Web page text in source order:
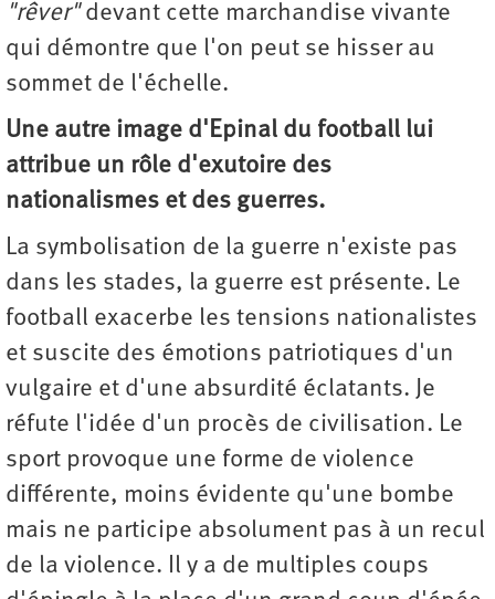
"rêver"devant cette marchandise vivante
qui démontre que l'on peut se hisser au
sommet de l'échelle.
Une autre image d'Epinal du football lui
attribue un rôle d'exutoire des
nationalismes et des guerres.
La symbolisation de la guerre n'existe pas
dans les stades, la guerre est présente. Le
football exacerbe les tensions nationalistes
et suscite des émotions patriotiques d'un
vulgaire et d'une absurdité éclatants. Je
réfute l'idée d'un procès de civilisation. Le
sport provoque une forme de violence
différente, moins évidente qu'une bombe
mais ne participe absolument pas à un recul
de la violence. Il y a de multiples coups